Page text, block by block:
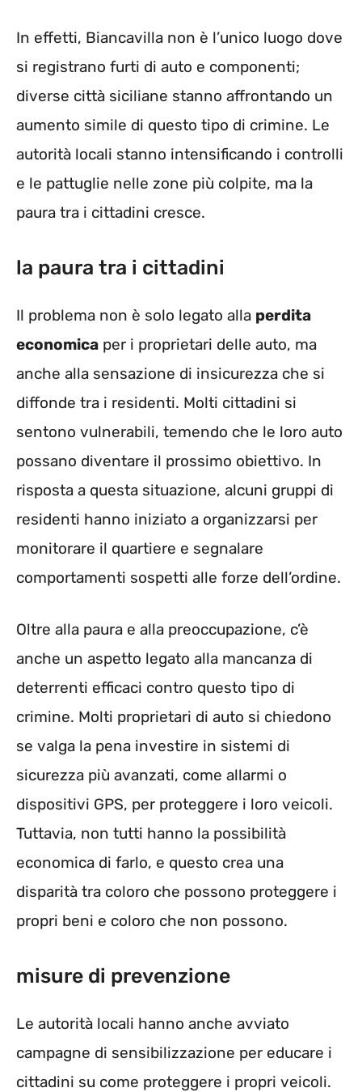
In effetti, Biancavilla non è l’unico luogo dove
si registrano furti di auto e componenti;
diverse città siciliane stanno affrontando un
aumento simile di questo tipo di crimine. Le
autorità locali stanno intensificando i controlli
e le pattuglie nelle zone più colpite, ma la
paura tra i cittadini cresce.
la paura tra i cittadini
Il problema non è solo legato alla perdita
economica per i proprietari delle auto, ma
anche alla sensazione di insicurezza che si
diffonde tra i residenti. Molti cittadini si
sentono vulnerabili, temendo che le loro auto
possano diventare il prossimo obiettivo. In
risposta a questa situazione, alcuni gruppi di
residenti hanno iniziato a organizzarsi per
monitorare il quartiere e segnalare
comportamenti sospetti alle forze dell’ordine.
Oltre alla paura e alla preoccupazione, c’è
anche un aspetto legato alla mancanza di
deterrenti efficaci contro questo tipo di
crimine. Molti proprietari di auto si chiedono
se valga la pena investire in sistemi di
sicurezza più avanzati, come allarmi o
dispositivi GPS, per proteggere i loro veicoli.
Tuttavia, non tutti hanno la possibilità
economica di farlo, e questo crea una
disparità tra coloro che possono proteggere i
propri beni e coloro che non possono.
misure di prevenzione
Le autorità locali hanno anche avviato
campagne di sensibilizzazione per educare i
cittadini su come proteggere i propri veicoli.